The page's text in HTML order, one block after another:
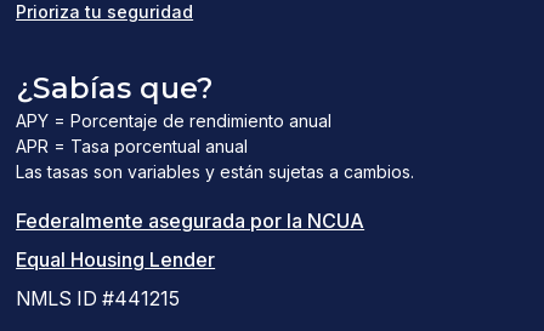
Prioriza tu seguridad
¿Sabías que?
APY = Porcentaje de rendimiento anual
APR = Tasa porcentual anual
Las tasas son variables y están sujetas a cambios.
Federalmente asegurada por la NCUA
Equal Housing Lender(el
NMLS ID #441215